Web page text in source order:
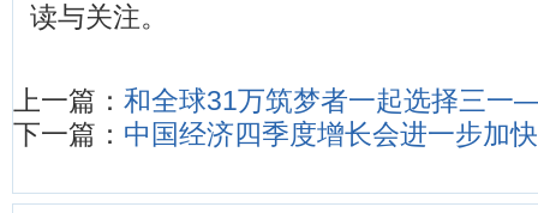
读与关注。
上一篇： 和全球31万筑梦者一起选择三
下一篇： 中国经济四季度增长会进一步加快